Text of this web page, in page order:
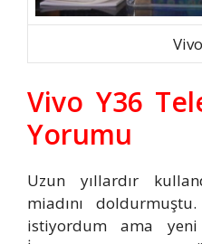
Vivo Y36
Yorumu
Uzun yıllardır
miadını
istiyordum ama